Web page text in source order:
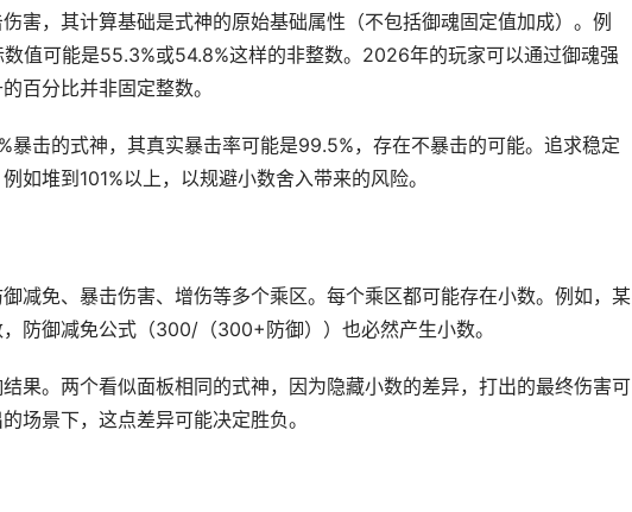
害，其计算基础是式神的原始基础属性（不包括御魂固定值加成）。例
值可能是55.3%或54.8%这样的非整数。2026年的玩家可以通过御魂强
百分比并非固定整数。
暴击的式神，其真实暴击率可能是99.5%，存在不暴击的可能。追求稳定
如堆到101%以上，以规避小数舍入带来的风险。
减免、暴击伤害、增伤等多个乘区。每个乘区都可能存在小数。例如，某
防御减免公式（300/（300+防御））也必然产生小数。
果。两个看似面板相同的式神，因为隐藏小数的差异，打出的最终伤害可
场景下，这点差异可能决定胜负。